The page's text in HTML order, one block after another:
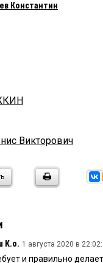
Константин
Викторович
К.о. 1 августа 2020 в 22:02:
и правильно